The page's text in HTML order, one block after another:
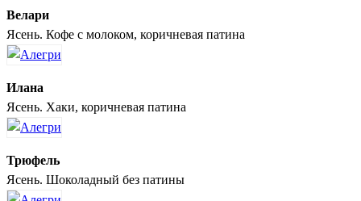
Велари
Ясень. Кофе с молоком, коричневая патина
Илана
Ясень. Хаки, коричневая патина
Трюфель
Ясень. Шоколадный без патины